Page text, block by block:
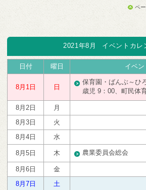
ペ
2021年8月 イベントカレ
日付 曜日 イベン
8月1日 日
保育園・ばんぶ～ひ
歳児 9：00、町民体育
8月2日
月
8月3日
火
8月4日
水
8月5日 木 農業委員会総会
8月6日
金
8月7日
土